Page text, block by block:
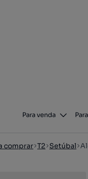
Para venda
comprar T2 Setúbal